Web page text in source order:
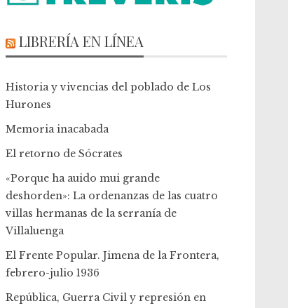
LIBRERÍA EN LÍNEA
Historia y vivencias del poblado de Los
Hurones
Memoria inacabada
El retorno de Sócrates
«Porque ha auido mui grande
deshorden»: La ordenanzas de las cuatro
villas hermanas de la serranía de
Villaluenga
El Frente Popular. Jimena de la Frontera,
febrero-julio 1936
República, Guerra Civil y represión en